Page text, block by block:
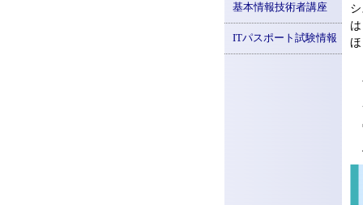
基本情報技術者講座
ITパスポート試験情報